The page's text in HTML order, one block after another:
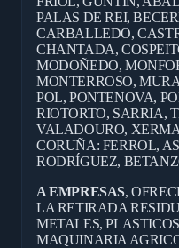
PALAS DE REI,
CARBALLEDO,
CHANTADA,
MODOÑEDO,
MONTERROSO,
POL, PONTENOVA,
RIOTORTO, SARRIA,
VALADOURO,
CORUÑA: FERROL,
RODRÍGUEZ,
A EMPRESAS,
LA RETIRADA
METALES,
MAQUINARIA